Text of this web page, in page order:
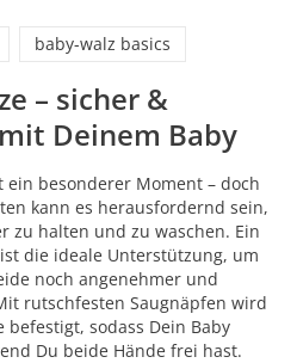
baby-walz basics
– sicher &
Deinem Baby
ein besonderer Moment – doch
kann es herausfordernd sein,
zu halten und zu waschen. Ein
die ideale Unterstützung, um
noch angenehmer und
rutschfesten Saugnäpfen wird
sodass Dein Baby
Du beide Hände frei hast.